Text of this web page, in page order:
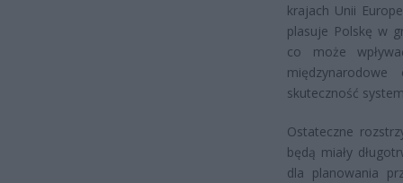
krajach Unii
plasuje Polskę w
co może
skuteczność
Ostateczne
będą miały
dla planowania